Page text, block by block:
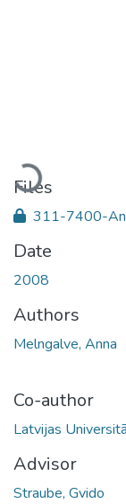
Loading...
Files
311-7400-
Date
2008
Authors
Melngalve, Anna
Co-author
Latvijas
Advisor
Straube, Gvido